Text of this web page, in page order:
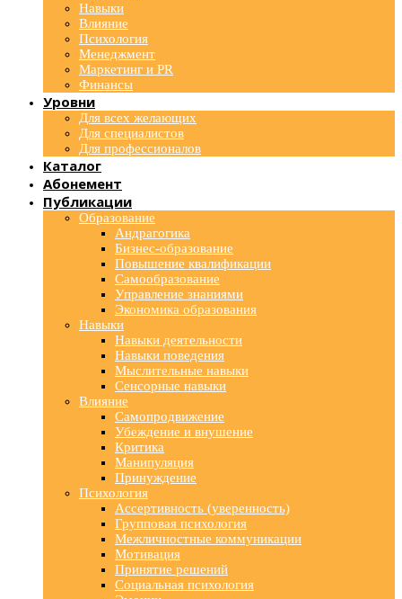
Навыки
Влияние
Психология
Менеджмент
Маркетинг и PR
Финансы
Уровни
Для всех желающих
Для специалистов
Для профессионалов
Каталог
Абонемент
Публикации
Образование
Андрагогика
Бизнес-образование
Повышение квалификации
Самообразование
Управление знаниями
Экономика образования
Навыки
Навыки деятельности
Навыки поведения
Мыслительные навыки
Сенсорные навыки
Влияние
Самопродвижение
Убеждение и внушение
Критика
Манипуляция
Принуждение
Психология
Ассертивность (уверенность)
Групповая психология
Межличностные коммуникации
Мотивация
Принятие решений
Социальная психология